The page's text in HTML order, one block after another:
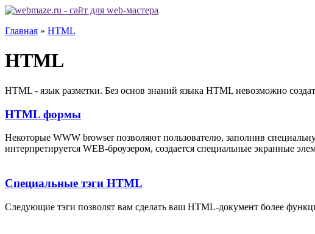
Главная » HTML
HTML
HTML - язык разметки. Без основ знаний языка HTML невозможно
HTML формы
Некоторые WWW browser позволяют пользователю, заполнив
интерпретируется WEB-броузером, создается специальные экранные
Специальные тэги HTML
Следующие тэги позволят вам сделать ваш HTML-документ более